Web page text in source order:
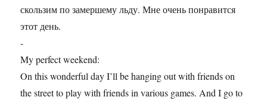
скользим по замершему льду. Мне очень понравится
этот день.
-
My perfect weekend:
On this wonderful day I’ll be hanging out with friends on
the street to play with friends in various games. And I go to